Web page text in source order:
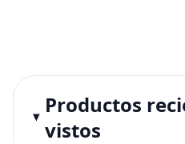
Productos
vistos